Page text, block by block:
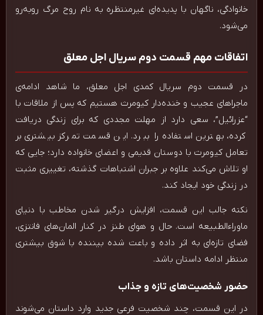
خانوادگی، ناگهان با پدیده‌ای غیرمنتظره به نام روح مرگ روبه‌رو
می‌شود.
اتفاقات مهم قسمت دوم سریال اجل معلق
در قسمت دوم سریال کمدی اجل معلق، ما شاهد ادامه‌ی
ماجراهای عجیب و خنده‌دار کیومرث هستیم که پس از ملاقات با
“عزرائیل”، سعی دارد از مهلت مجددی که برای زندگی دریافت
کرده، بهترین استفاده را ببرد. این قسمت تمرکز بیشتری بر
تعامل کیومرث با دوستان قدیمی و اعضای خانواده دارد؛ جایی که
او تلاش می‌کند علاوه بر جبران اشتباهات گذشته، تغییری مثبت
در زندگی خود ایجاد کند.
نکته جالب این قسمت، افزایش درگیر شدن مخاطب با دنیای
ماوراء‌الطبیعه است. حال و هوای طنز در کنار المان‌های فانتزی،
فضای تازه‌ای به اثر داده و باعث شده بیننده با شوق بیشتری
منتظر ادامه داستان باشد.
حضور شخصیت‌های تازه و جذاب
در این قسمت، چند شخصیت فرعی جدید وارد داستان می‌شوند